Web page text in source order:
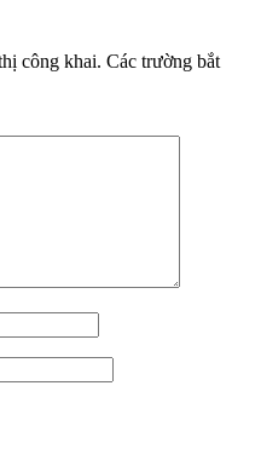
công khai. Các trường bắt